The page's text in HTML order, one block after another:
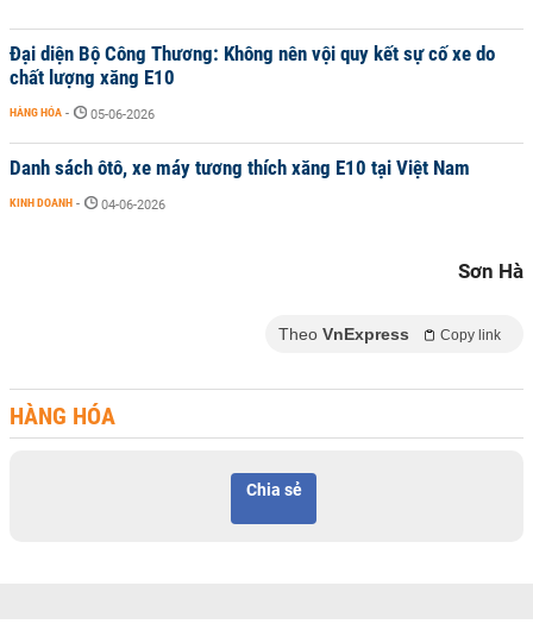
Đại diện Bộ Công Thương: Không nên vội quy kết sự cố xe do
chất lượng xăng E10
HÀNG HÓA - 05-06-2026
Danh sách ôtô, xe máy tương thích xăng E10 tại Việt Nam
KINH DOANH - 04-06-2026
Sơn Hà
Theo VnExpress Copy link
HÀNG HÓA
Chia sẻ